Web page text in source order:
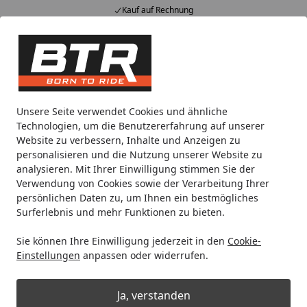
Unsere Seite verwendet Cookies und ähnliche
Technologien, um die Benutzererfahrung auf unserer
Website zu verbessern, Inhalte und Anzeigen zu
personalisieren und die Nutzung unserer Website zu
analysieren. Mit Ihrer Einwilligung stimmen Sie der
Verwendung von Cookies sowie der Verarbeitung Ihrer
persönlichen Daten zu, um Ihnen ein bestmögliches
Surferlebnis und mehr Funktionen zu bieten.
Sie können Ihre Einwilligung jederzeit in den Cookie-
Einstellungen anpassen oder widerrufen.
Ja, verstanden
Kauf auf Rechnung
Alle Produkte
Mein Konto
Suchen
Noch 1 Tag und 12 Stunden
Spare bis zu 35% auf EVOLIFT® Zentralständer
von BTR!
Startseite
Zentralständer EVOLIFT® Zentralständer für Ducati
Zentralständer EVOLIFT® für Ducati
Panigale V4 R 19-24
% bis 08.08.2026